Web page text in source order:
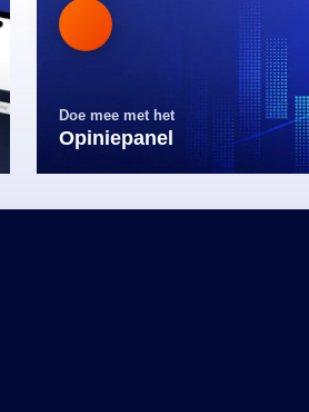
Doe mee met het
Opiniepanel